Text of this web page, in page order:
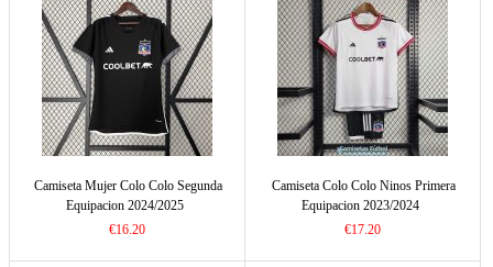
Camiseta Mujer Colo Colo Segunda
Equipacion 2024/2025
€16.20
Camiseta Colo Colo Ninos Primera
Equipacion 2023/2024
€17.20